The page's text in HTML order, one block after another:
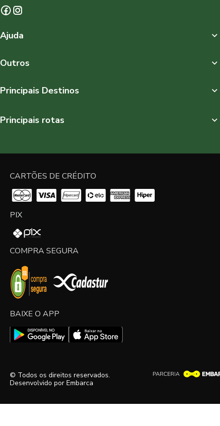
Ajuda
Outros
Principais Destinos
Principais rotas
CARTÕES DE CRÉDITO
PIX
COMPRA SEGURA
BAIXE O APP
© Todos os direitos reservados.
Desenvolvido por Embarca